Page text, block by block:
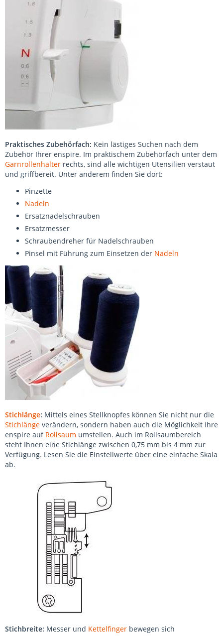
Praktisches Zubehörfach: Kein lästiges Suchen nach dem
Zubehör Ihrer enspire. Im praktischem Zubehörfach unter dem
Garnrollenhalter rechts, sind alle wichtigen Utensilien verstaut
und griffbereit. Unter anderem finden Sie dort:
Pinzette
Nadeln
Ersatznadelschrauben
Ersatzmesser
Schraubendreher für Nadelschrauben
Pinsel mit Führung zum Einsetzen der Nadeln
Stichlänge: Mittels eines Stellknopfes können Sie nicht nur die
Stichlänge verändern, sondern haben auch die Möglichkeit Ihre
enspire auf Rollsaum umstellen. Auch im Rollsaumbereich
steht Ihnen eine Stichlänge zwischen 0,75 mm bis 4 mm zur
Verfügung. Lesen Sie die Einstellwerte über eine einfache Skala
ab.
Stichbreite: Messer und Kettelfinger bewegen sich